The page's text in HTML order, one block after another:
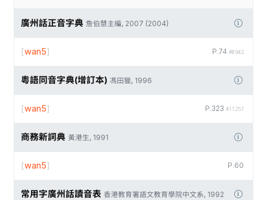
廣州話正音字典 詹伯慧主編, 2007 (2004)
P.74 #0942
[wan5]
粵語同音字典(增訂本) 馮田獵, 1996
P.323 #11257
[wan5]
商務新詞典 黃港生, 1991
P.60
[wan5]
常用字廣州話讀音表 香港教育署語文教育學院中文系, 1992